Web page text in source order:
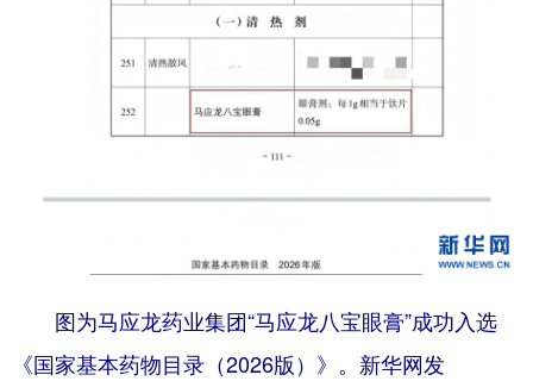
中央文件
信息化
乡村振兴 银龄
公益 一带一路 亚太网 上市公司
文化产业
图为马应龙药业集团“马应龙八宝眼膏”成功入选
《国家基本药物目录（2026版）》。新华网发